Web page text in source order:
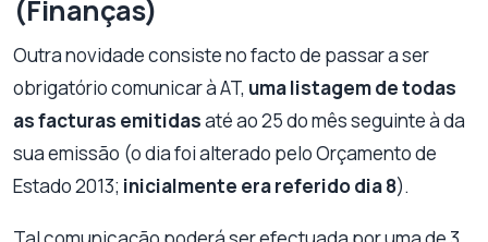
(Finanças)
Outra novidade consiste no facto de passar a ser
obrigatório comunicar à AT, uma listagem de todas
as facturas emitidasaté ao 25 do mês seguinte à da
sua emissão (o dia foi alterado pelo Orçamento de
Estado 2013; inicialmente era referido dia 8).